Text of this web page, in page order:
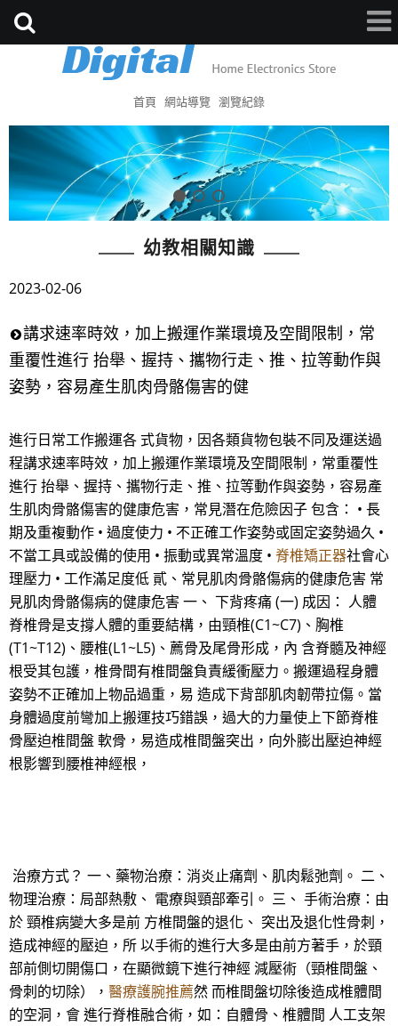
首頁 網站導覽 瀏覽紀錄
幼教相關知識
2023-02-06
講求速率時效，加上搬運作業環境及空間限制，常
重覆性進行 抬舉、握持、攜物行走、推、拉等動作與
姿勢，容易產生肌肉骨骼傷害的健
進行日常工作搬運各 式貨物，因各類貨物包裝不同及運送過
程講求速率時效，加上搬運作業環境及空間限制，常重覆性
進行 抬舉、握持、攜物行走、推、拉等動作與姿勢，容易產
生肌肉骨骼傷害的健康危害，常見潛在危險因子 包含： • 長
期及重複動作 • 過度使力 • 不正確工作姿勢或固定姿勢過久 •
不當工具或設備的使用 • 振動或異常溫度 • 脊椎矯正器社會心
理壓力 • 工作滿足度低 貳、常見肌肉骨骼傷病的健康危害 常
見肌肉骨骼傷病的健康危害 一、 下背疼痛 (一) 成因： 人體
脊椎骨是支撐人體的重要結構，由頸椎(C1~C7)、胸椎
(T1~T12)、腰椎(L1~L5)、薦骨及尾骨形成，內 含脊髓及神經
根受其包護，椎骨間有椎間盤負責緩衝壓力。搬運過程身體
姿勢不正確加上物品過重，易 造成下背部肌肉韌帶拉傷。當
身體過度前彎加上搬運技巧錯誤，過大的力量使上下節脊椎
骨壓迫椎間盤 軟骨，易造成椎間盤突出，向外膨出壓迫神經
根影響到腰椎神經根，
治療方式？ 一、藥物治療：消炎止痛劑、肌肉鬆弛劑。 二、
物理治療：局部熱敷、 電療與頸部牽引。 三、 手術治療：由
於 頸椎病變大多是前 方椎間盤的退化、 突出及退化性骨刺，
造成神經的壓迫，所 以手術的進行大多是由前方著手，於頸
部前側切開傷口，在顯微鏡下進行神經 減壓術（頸椎間盤、
骨刺的切除）， 醫療護腕推薦然 而椎間盤切除後造成椎體間
的空洞，會 進行脊椎融合術，如：自體骨、椎體間 人工支架